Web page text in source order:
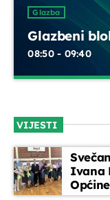
UPRAVO ETERU
Glazba
Glazbeni
08:50 - 09:40
Glazba
Glazbeni
08:50 - 09:40
Opustite se uz
Blok dobre glazbe
pjesme koje prate
VIJESTI
Ivana